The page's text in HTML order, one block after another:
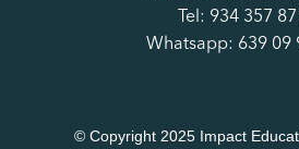
Tel: 934 357
Whatsapp: 639 09
© Copyright 2025 Impact